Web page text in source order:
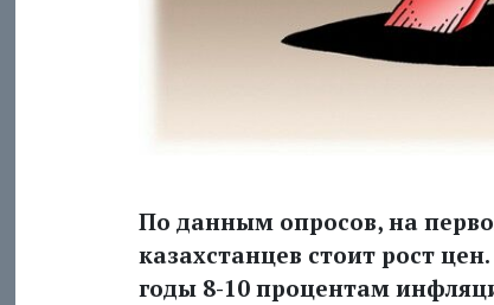
По данным опросов, на
казахстанцев стоит рост
годы 8-10 процентам